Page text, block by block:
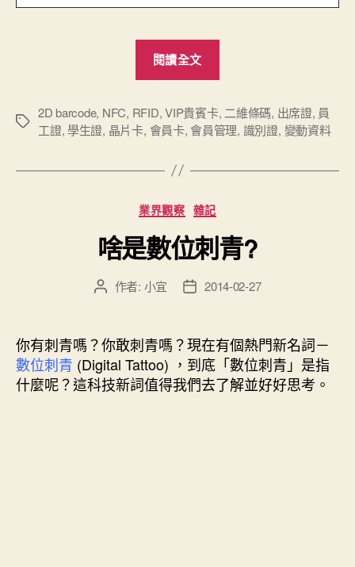
閱讀全文
會
員
貴
標
2D barcode, NFC, RFID,VIP貴賓卡, 二維條碼, 出席證, 員
工證,學生證, 晶片卡, 會員卡,會員管理, 識別證, 變動資料
分
類
業界觀察 雜記
啥是數位刺青?
文
者
作者: 小宜
文
佈
日
期
2014-02-27
你有刺青嗎？你敢刺青嗎？現在有個熱門新名詞－
數位刺青 (Digital Tattoo) ，到底「數位刺青」是指
什麼呢？這科技新詞值得我們去了解並好好思考。